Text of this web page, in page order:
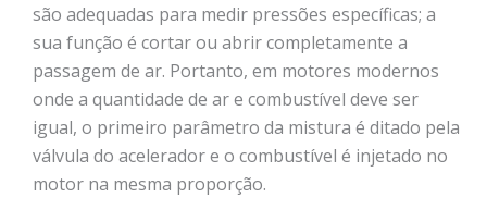
são adequadas para medir pressões específicas; a
sua função é cortar ou abrir completamente a
passagem de ar. Portanto, em motores modernos
onde a quantidade de ar e combustível deve ser
igual, o primeiro parâmetro da mistura é ditado pela
válvula do acelerador e o combustível é injetado no
motor na mesma proporção.